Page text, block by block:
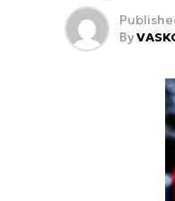
By